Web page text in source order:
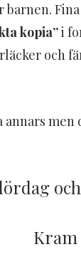
barnen.
kopia”i
och
Kram